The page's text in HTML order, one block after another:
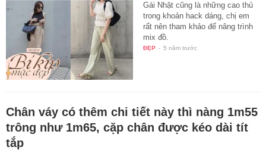
Gái Nhật cũng là những cao thủ
trong khoản hack dáng, chị em
rất nên tham khảo để nâng trình
mix đồ.
ĐẸP - 5 năm trước
Chân váy có thêm chi tiết này thì nàng 1m55
trông như 1m65, cặp chân được kéo dài tít
tắp